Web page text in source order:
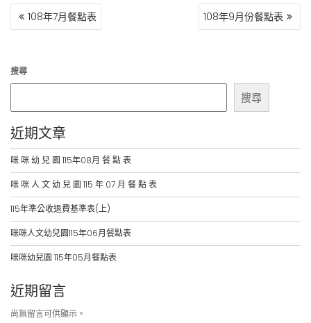
文
章 108年7月餐點表 108年9月份餐點表
搜尋
搜尋
近期文章
咪 咪 幼 兒 園 115年08月 餐 點 表
咪 咪 人 文 幼 兒 園 115 年 07 月 餐 點 表
115年準公收退費基準表(上)
咪咪人文幼兒園115年06月餐點表
咪咪幼兒園 115年05月餐點表
近期留言
尚無留言可供顯示。